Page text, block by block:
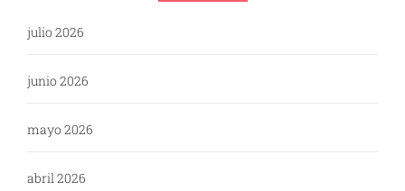
julio 2026
junio 2026
mayo 2026
abril 2026